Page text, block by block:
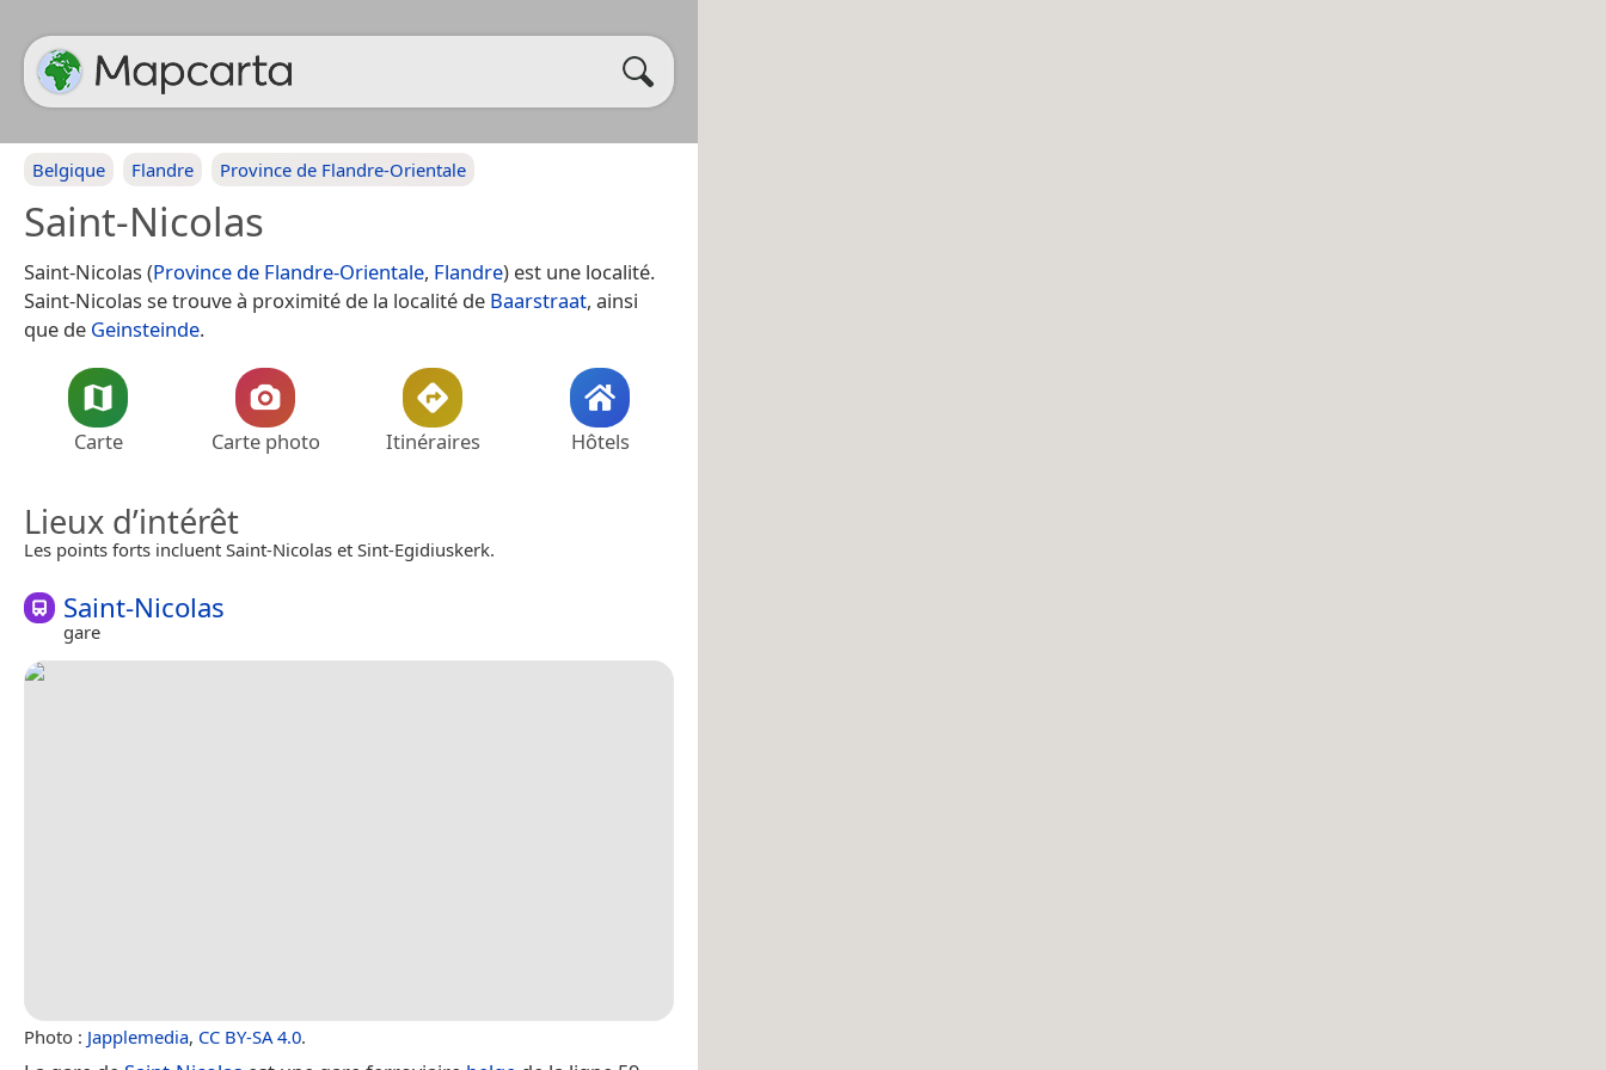
Belgique Flandre Province de Flandre-Orientale
Saint-Nicolas
Saint-Nicolas (Province de Flandre-Orientale, Flandre) est une localité.
Saint-Nicolas se trouve à proximité de la localité de Baarstraat, ainsi
que de Geinsteinde.
Carte Carte photo Itinéraires Hôtels
Lieux d’intérêt
Les points forts incluent Saint-Nicolas et Sint-Egidiuskerk.
Saint-Nicolas
gare
Photo : Japplemedia, CC BY-SA 4.0.